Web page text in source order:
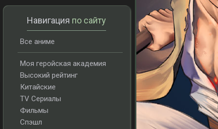
Навигация по сайту
Все аниме
Моя геройская академия
Высокий рейтинг
Китайские
TV Сериалы
Фильмы
Спэшл